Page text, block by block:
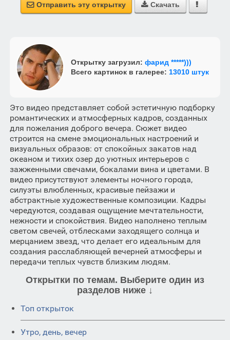
 Отправить эту открытку  Скачать 
Открытку загрузил: фарид *****)))
Всего картинок в галерее: 13010 штук
Это видео представляет собой эстетичную подборку
романтических и атмосферных кадров, созданных
для пожелания доброго вечера. Сюжет видео
строится на смене эмоциональных настроений и
визуальных образов: от спокойных закатов над
океаном и тихих озер до уютных интерьеров с
зажженными свечами, бокалами вина и цветами. В
видео присутствуют элементы ночного города,
силуэты влюбленных, красивые пейзажи и
абстрактные художественные композиции. Кадры
чередуются, создавая ощущение мечтательности,
нежности и спокойствия. Видео наполнено теплым
светом свечей, отблесками заходящего солнца и
мерцанием звезд, что делает его идеальным для
создания расслабляющей вечерней атмосферы и
передачи теплых чувств близким людям.
Открытки по темам. Выберите один из
разделов ниже ↓
Топ открыток
Утро, день, вечер